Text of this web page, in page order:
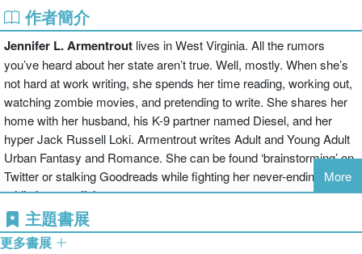
近，Katy 被捲入一場超出日常的危險之中，也被迫與
Daemon 並肩而行。敵意、吸引、信任與曖昧交錯展開，使這
段關係既緊張又難以抽身。
本書以第一人稱描寫女主角的成長與選擇，語氣直率，情感張
力十足，是一部兼具娛樂性與系列吸引力的青春科幻小說開
端。
When seventeen-year-old Katy Swartz moved to West Virginia right
before her senior year, she'd pretty much resigned herself to thick
accents, dodgy internet access, and a whole lot of boring, but then
she spotted her hot neighbor, with his looming height and eerie
green eyes. Things were looking up?until he opened his mouth.
Daemon Black is infuriating. Arrogant. Stab-worthy. It's hate at first
sight, but when a stranger attacks her and Daemon literally freezes
作者簡介
Jennifer L. Armentrout lives in West Virginia. All the rumors
you’ve heard about her state aren’t true. Well, mostly. When she’s
not hard at work writing, she spends her time reading, working out,
watching zombie movies, and pretending to write. She shares her
home with her husband, his K-9 partner named Diesel, and her
hyper Jack Russell Loki. Armentrout writes Adult and Young Adult
Urban Fantasy and Romance. She can be found ‘brainstorming’ on
Twitter or stalking Goodreads while fighting her never-ending
addiction to caffeine.
More
主題書展
更多書展